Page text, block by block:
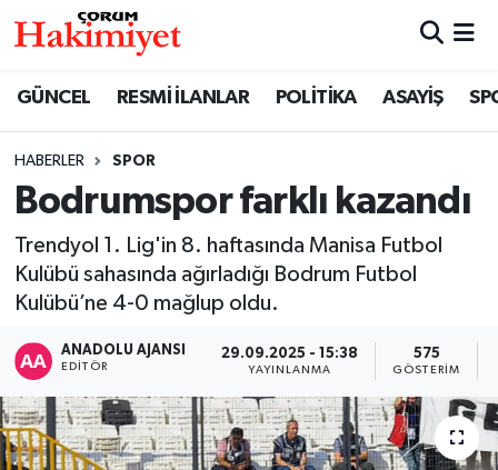
GÜNCEL RESMİ İLANLAR POLİTİKA ASAYİŞ
HABERLER SPOR
Bodrumspor farklı kazandı
Trendyol 1. Lig'in 8. haftasında Manisa Futbol
Kulübü sahasında ağırladığı Bodrum Futbol
Kulübü’ne 4-0 mağlup oldu.
ANADOLU AJANSI
EDITÖR
29.09.2025 - 15:38
YAYINLANMA
575
GÖSTERIM
SAĞLIK
ASAYİŞ
EKONOMİ
GÜNCEL
AKTÜEL
Nöbetçi Eczaneler
Çorum Namaz Vakitleri
Trafik Durumu
Süper Lig Puan Durumu ve Fikstür
Tüm Manşetler
Son Dakika Haberleri